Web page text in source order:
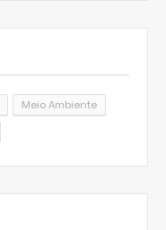
Meio Ambiente